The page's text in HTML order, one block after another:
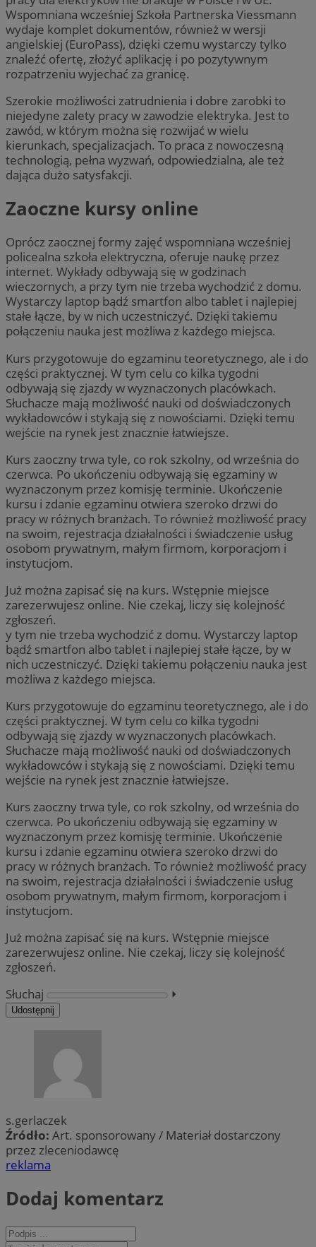
Wspomniana wcześniej Szkoła Partnerska Viessmann
wydaje komplet dokumentów, również w wersji
angielskiej (EuroPass), dzięki czemu wystarczy tylko
znaleźć ofertę, złożyć aplikację i po pozytywnym
rozpatrzeniu wyjechać za granicę.
Szerokie możliwości zatrudnienia i dobre zarobki to
niejedyne zalety pracy w zawodzie elektryka. Jest to
zawód, w którym można się rozwijać w wielu
kierunkach, specjalizacjach. To praca z nowoczesną
technologią, pełna wyzwań, odpowiedzialna, ale też
dająca dużo satysfakcji.
Zaoczne kursy online
Oprócz zaocznej formy zajęć wspomniana wcześniej
policealna szkoła elektryczna, oferuje naukę przez
internet. Wykłady odbywają się w godzinach
wieczornych, a przy tym nie trzeba wychodzić z domu.
Wystarczy laptop bądź smartfon albo tablet i najlepiej
stałe łącze, by w nich uczestniczyć. Dzięki takiemu
połączeniu nauka jest możliwa z każdego miejsca.
Kurs przygotowuje do egzaminu teoretycznego, ale i do
części praktycznej. W tym celu co kilka tygodni
odbywają się zjazdy w wyznaczonych placówkach.
Słuchacze mają możliwość nauki od doświadczonych
wykładowców i stykają się z nowościami. Dzięki temu
wejście na rynek jest znacznie łatwiejsze.
Kurs zaoczny trwa tyle, co rok szkolny, od września do
czerwca. Po ukończeniu odbywają się egzaminy w
wyznaczonym przez komisję terminie. Ukończenie
kursu i zdanie egzaminu otwiera szeroko drzwi do
pracy w różnych branżach. To również możliwość pracy
na swoim, rejestracja działalności i świadczenie usług
osobom prywatnym, małym firmom, korporacjom i
instytucjom.
Już można zapisać się na kurs. Wstępnie miejsce
zarezerwujesz online. Nie czekaj, liczy się kolejność
zgłoszeń.
y tym nie trzeba wychodzić z domu. Wystarczy laptop
bądź smartfon albo tablet i najlepiej stałe łącze, by w
nich uczestniczyć. Dzięki takiemu połączeniu nauka jest
możliwa z każdego miejsca.
Kurs przygotowuje do egzaminu teoretycznego, ale i do
części praktycznej. W tym celu co kilka tygodni
odbywają się zjazdy w wyznaczonych placówkach.
Słuchacze mają możliwość nauki od doświadczonych
wykładowców i stykają się z nowościami. Dzięki temu
wejście na rynek jest znacznie łatwiejsze.
Kurs zaoczny trwa tyle, co rok szkolny, od września do
czerwca. Po ukończeniu odbywają się egzaminy w
wyznaczonym przez komisję terminie. Ukończenie
kursu i zdanie egzaminu otwiera szeroko drzwi do
pracy w różnych branżach. To również możliwość pracy
na swoim, rejestracja działalności i świadczenie usług
osobom prywatnym, małym firmom, korporacjom i
instytucjom.
Już można zapisać się na kurs. Wstępnie miejsce
zarezerwujesz online. Nie czekaj, liczy się kolejność
zgłoszeń.
Słuchaj
⏵︎
Udostępnij
s.gerlaczek
Źródło: Art. sponsorowany / Materiał dostarczony
przez zleceniodawcę
reklama
Dodaj komentarz